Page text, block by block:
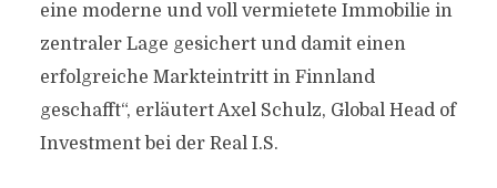
eine moderne und voll vermietete Immobilie in
zentraler Lage gesichert und damit einen
erfolgreiche Markteintritt in Finnland
geschafft“, erläutert Axel Schulz, Global Head of
Investment bei der Real I.S.